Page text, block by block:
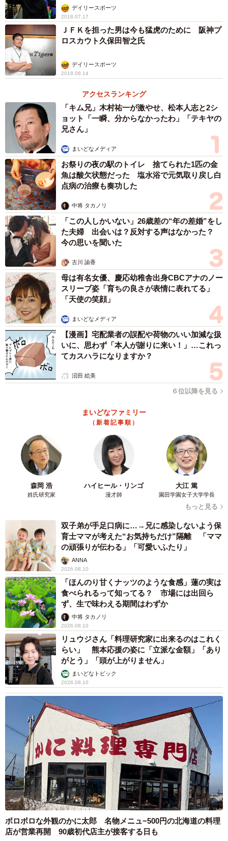
デイリースポーツ
2018.07.17
ＪＦＫを担った男は今も猛虎のために 阪神プ
ロスカウト久保田智之氏
デイリースポーツ
2018.08.14
アクセスランキング
「キム兄」木村祐一が激やせ、松本人志と2シ
ョット「一瞬、分からなかったわ」「テキヤの
兄さん」
まいどなメディア
お祭りの夜の駅のトイレ 捨てられた1匹の金
魚は酸欠状態だった 塩水浴で元気取り戻し白
点病の治療も奏功した
中将 タカノリ
「この人しかいない」26歳差の“年の差婚”をし
た夫婦 出会いは？反対する声はなかった？
今の思いを聞いた
古川 諭香
母は有名女優、慶応幼稚舎出身CBCアナのノー
スリーブ姿「育ちの良さが表情に表れてる」
「天使の笑顔」
まいどなメディア
【漫画】宅配業者の誤配や荷物のいい加減な扱
いに、思わず「本人が謝りに来い！」…これっ
てカスハラになりますか？
沼田 絵美
６位以降を見る
まいどなファミリー
（新着記事順）
森岡 浩
姓氏研究家
ハイヒール・リンゴ
漫才師
大江 篤
園田学園女子大学学長
もっと見る
双子弟が手足口病に…→兄に感染しないよう保
育士ママが考えた“お気持ちだけ”隔離 「ママ
の頑張りが伝わる」「可愛いふたり」
ANNA
2026.08.10
「ほんのり甘くナッツのような食感」蓮の実は
食べられるって知ってる？ 市場には出回ら
ず、生で味わえる期間はわずか
中将 タカノリ
2026.08.10
リュウジさん「料理研究家に出来るのはこれく
らい」 熊本応援の姿に「立派な金額」「あり
がとう」「頭が上がりません」
まいどなトピック
2026.08.10
ボロボロな外観のかに太郎 名物メニュ−500円の北海道の料理
店が営業再開 90歳初代店主が接客する日も